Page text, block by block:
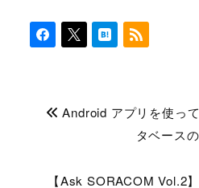
Android アプリを使っ
タベース
【Ask SORACOM Vol.2